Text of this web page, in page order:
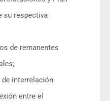
su respectiva
de remanentes
interrelación
entre el